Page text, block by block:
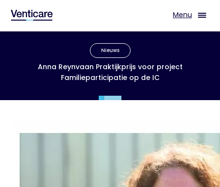
Menu
Nieuws
Anna Reynvaan Praktijkprijs voor project
Familieparticipatie op de IC